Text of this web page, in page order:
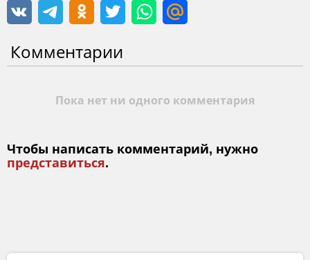
Комментарии
Пока нет ни одного комментария
Чтобы написать комментарий, нужно
представиться.